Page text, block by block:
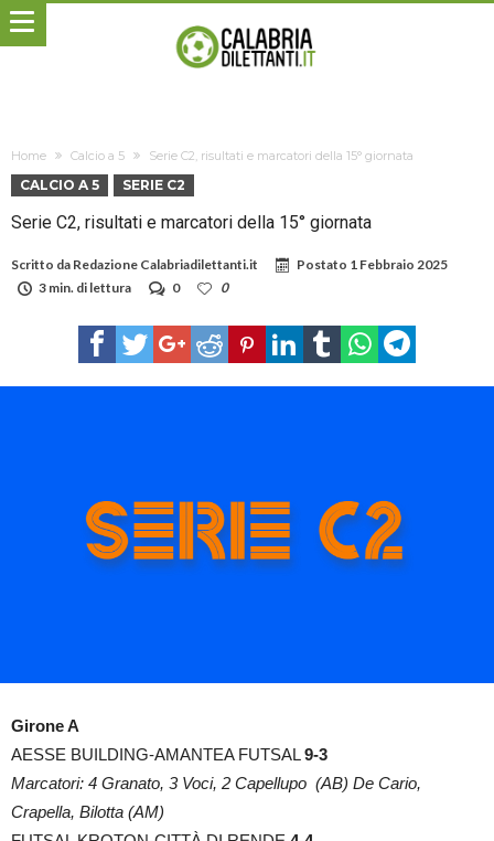
Home Calcio a 5 Serie C2, risultati e marcatori della 15° giornata
CALCIO A 5 SERIE C2
Serie C2, risultati e marcatori della 15° giornata
Scritto da Redazione Calabriadilettanti.it Postato 1 Febbraio 2025
3 min. di lettura
0 0
Girone A
AESSE BUILDING-AMANTEA FUTSAL9-3
Marcatori: 4 Granato, 3 Voci, 2 Capellupo (AB) De Cario,
Crapella, Bilotta (AM)